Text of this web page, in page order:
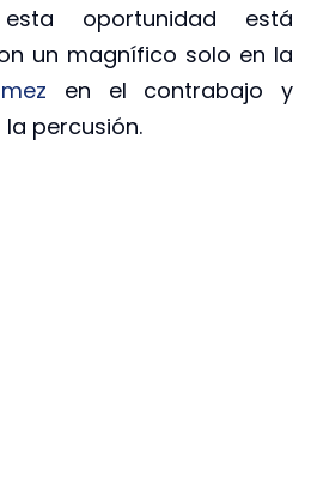
oportunidad está
un magnífico solo en la
en el contrabajo y
la percusión.